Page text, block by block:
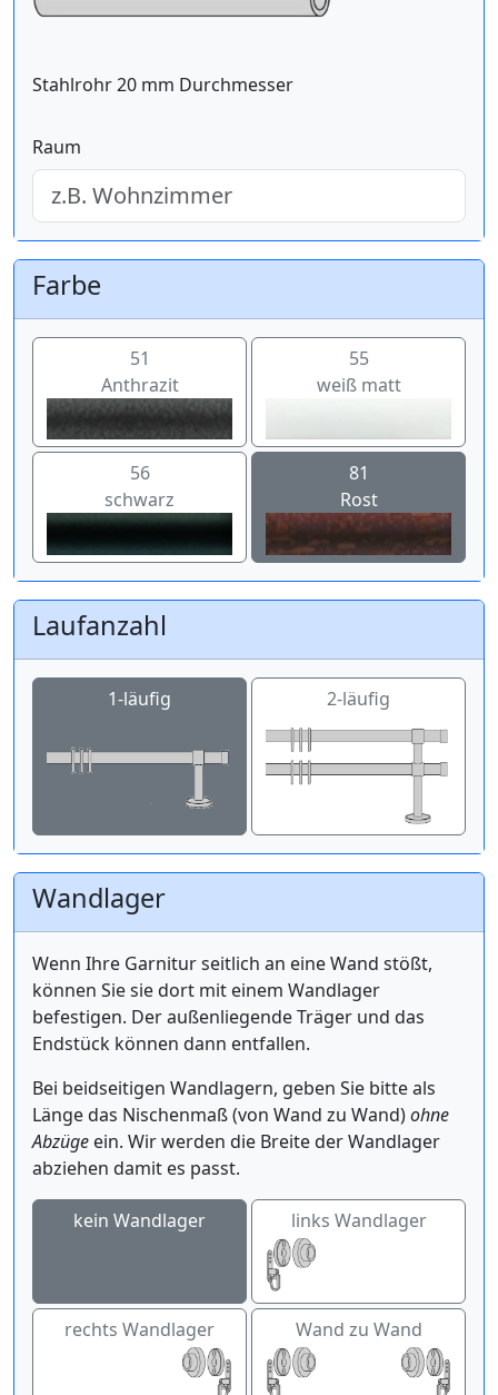
Stahlrohr 20 mm Durchmesser
Raum
Farbe
51
Anthrazit
55
weiß matt
56
schwarz
81
Rost
Laufanzahl
1-läufig 2-läufig
Wandlager
Wenn Ihre Garnitur seitlich an eine Wand stößt,
können Sie sie dort mit einem Wandlager
befestigen. Der außenliegende Träger und das
Endstück können dann entfallen.
Bei beidseitigen Wandlagern, geben Sie bitte als
Länge das Nischenmaß (von Wand zu Wand)ohne
Abzüge ein. Wir werden die Breite der Wandlager
abziehen damit es passt.
kein Wandlager links Wandlager
rechts Wandlager Wand zu Wand